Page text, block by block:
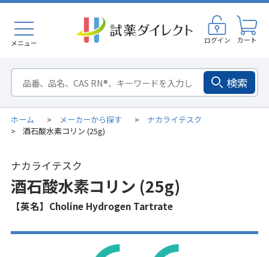
メニュー ログイン カート
検索
ホーム > メーカーから探す > ナカライテスク
> 酒石酸水素コリン (25g)
ナカライテスク
酒石酸水素コリン (25g)
【英名】Choline Hydrogen Tartrate